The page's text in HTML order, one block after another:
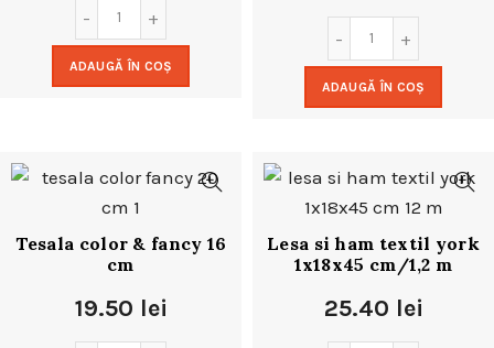
ADAUGĂ ÎN COȘ
ADAUGĂ ÎN COȘ
Tesala color & fancy 16
cm
19.50 lei
Lesa si ham textil york
1x18x45 cm/1,2 m
25.40 lei